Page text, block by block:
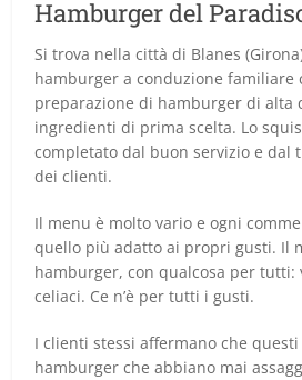
Hamburger del
Si trova nella città di Blanes
hamburger a conduzione familiare
preparazione di hamburger di alta
ingredienti di prima scelta. Lo
completato dal buon servizio e dal
dei clienti.
Il menu è molto vario e ogni
quello più adatto ai propri gusti. Il
hamburger, con qualcosa per tutti:
celiaci. Ce n’è per tutti i gusti.
I clienti stessi affermano che
hamburger che abbiano mai